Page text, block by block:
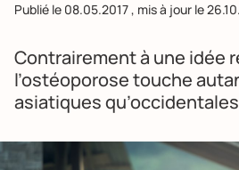
Publié le 08.05.2017, mis à jour le
Contrairement à une idée
l’ostéoporose touche
asiatiques